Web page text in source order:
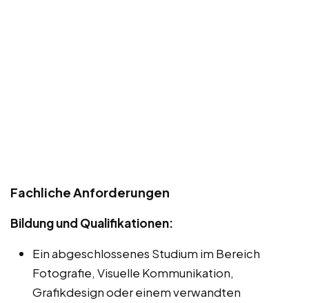
Fachliche Anforderungen
Bildung und Qualifikationen:
Ein abgeschlossenes Studium im Bereich
Fotografie, Visuelle Kommunikation,
Grafikdesign oder einem verwandten